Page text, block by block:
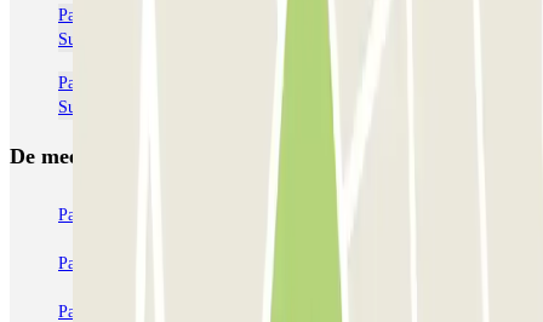
Parkeerplaatsen dichtbij Terminal 3 bij het vliegveld van Adolfo
Suárez Madrid-Barajas (MAD)
Parkeerplaatsen dichtbij Terminal 4 bij het vliegveld van Adolfo
Suárez Madrid-Barajas (MAD)
De meest geboekte
Parkeren in Parijs Parkeren in Venetië
Parkeren in Station Venetië Mestre Parkeren in Rome
Parkeren in Milaan Parkeren in Verona